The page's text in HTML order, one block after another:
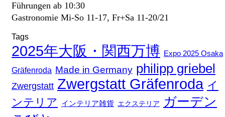
Führungen ab 10:30
Gastronomie Mi-So 11-17, Fr+Sa 11-20/21
Tags
2025年大阪・関西万博 Expo 2025 Osaka
Gräfenroda Made in Germany philipp griebel
Zwergstatt Zwergstatt Gräfenroda イ
ンテリア インテリア雑貨 エクステリア
ガーデン